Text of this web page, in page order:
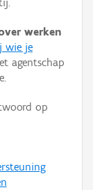
werken
wie je
agentschap
op